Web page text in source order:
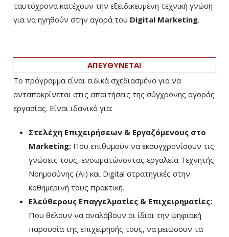
ταυτόχρονα κατέχουν την εξειδικευμένη τεχνική γνώση
για να ηγηθούν στην αγορά του Digital Marketing.
ΑΠΕΥΘΥΝΕΤΑΙ
Το πρόγραμμα είναι ειδικά σχεδιασμένο για να
ανταποκρίνεται στις απαιτήσεις της σύγχρονης αγοράς
εργασίας. Είναι ιδανικό για:
Στελέχη Επιχειρήσεων & Εργαζόμενους στο
Marketing: Που επιθυμούν να εκσυγχρονίσουν τις
γνώσεις τους, ενσωματώνοντας εργαλεία Τεχνητής
Νοημοσύνης (AI) και Digital στρατηγικές στην
καθημερινή τους πρακτική.
Ελεύθερους Επαγγελματίες & Επιχειρηματίες:
Που θέλουν να αναλάβουν οι ίδιοι την ψηφιακή
παρουσία της επιχείρησής τους, να μειώσουν τα